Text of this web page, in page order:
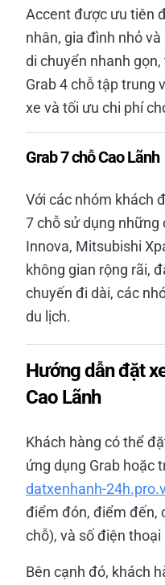
Accent được ưu tiên
nhân, gia đình nhỏ
di chuyển nhanh
Grab 4 chỗ tập trung
xe và tối ưu chi phí
Grab 7 chỗ Cao Lãnh
Với các nhóm khách
7 chỗ sử dụng những
Innova, Mitsubishi
không gian rộng rãi,
chuyến đi dài, các
du lịch.
Hướng dẫn đặt
Cao Lãnh
Khách hàng có thể
ứng dụng Grab hoặc
datxenhanh-
điểm đón, điểm đến,
chỗ), và số điện thoại
Bên cạnh đó, khách